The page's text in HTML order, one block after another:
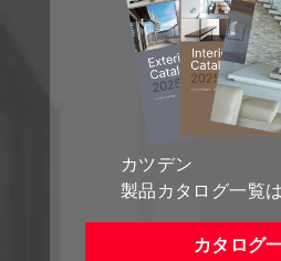
カツデン
製品カタログ一覧
カタログ